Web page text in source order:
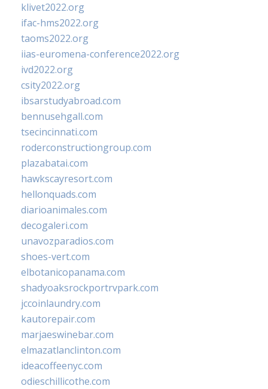
klivet2022.org
ifac-hms2022.org
taoms2022.org
iias-euromena-conference2022.org
ivd2022.org
csity2022.org
ibsarstudyabroad.com
bennusehgall.com
tsecincinnati.com
roderconstructiongroup.com
plazabatai.com
hawkscayresort.com
hellonquads.com
diarioanimales.com
decogaleri.com
unavozparadios.com
shoes-vert.com
elbotanicopanama.com
shadyoaksrockportrvpark.com
jccoinlaundry.com
kautorepair.com
marjaeswinebar.com
elmazatlanclinton.com
ideacoffeenyc.com
odieschillicothe.com